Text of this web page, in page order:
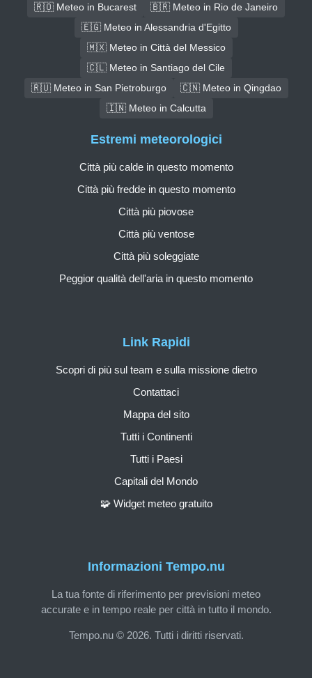
🇷🇴 Meteo in Bucarest
🇧🇷 Meteo in Rio de Janeiro
🇪🇬 Meteo in Alessandria d'Egitto
🇲🇽 Meteo in Città del Messico
🇨🇱 Meteo in Santiago del Cile
🇷🇺 Meteo in San Pietroburgo
🇨🇳 Meteo in Qingdao
🇮🇳 Meteo in Calcutta
Informazioni Tempo.nu
La tua fonte di riferimento per previsioni meteo
accurate e in tempo reale per città in tutto il mondo.
Tempo.nu © 2026. Tutti i diritti riservati.
Link Rapidi
Scopri di più sul team e sulla missione dietro
Contattaci
Mappa del sito
Tutti i Continenti
Tutti i Paesi
Capitali del Mondo
🧩 Widget meteo gratuito
Estremi meteorologici
Città più calde in questo momento
Città più fredde in questo momento
Città più piovose
Città più ventose
Città più soleggiate
Peggior qualità dell'aria in questo momento